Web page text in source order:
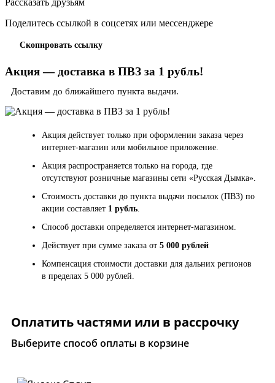
Поделитесь ссылкой в соцсетях или мессенджере
Скопировать ссылку
Акция — доставка в ПВЗ за 1 рубль!
Доставим до ближайшего пункта выдачи.
Акция действует только при оформлении заказа через
интернет-магазин или мобильное приложение.
Акция распространяется только на города, где
отсутствуют розничные магазины сети «Русская Дымка».
Стоимость доставки до пункта выдачи посылок (ПВЗ) по
акции составляет 1 рубль
Способ доставки определяется интернет-магазином.
Действует при сумме заказа от 5 000 рублей
Компенсация стоимости доставки для дальних регионов
в пределах 5 000 рублей.
Оплатить частями или в рассрочку
Выберите способ оплаты в корзине